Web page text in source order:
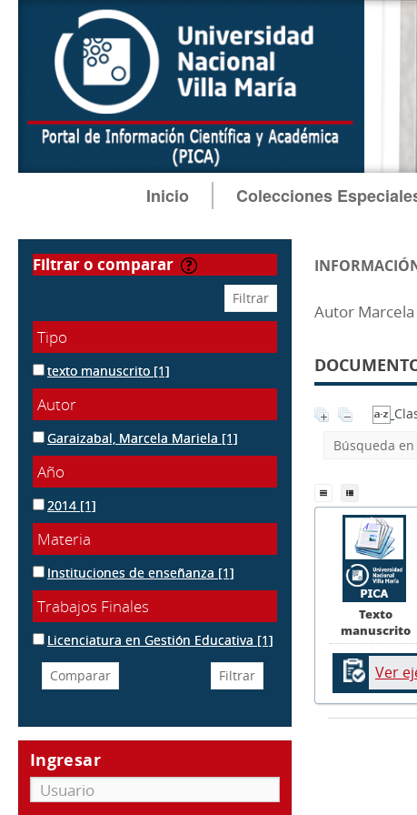
Inicio Colecciones
filtrar o comparar
Tipo
texto manuscrito [1]
Autor
Garaizabal, Marcela Mariela [1]
Año
2014 [1]
Materia
Instituciones de enseñanza [1]
Trabajos Finales
Licenciatura en Gestión Educativa [1]
Ingresar
Autor
Búsqueda
Texto
manuscrito
Ver